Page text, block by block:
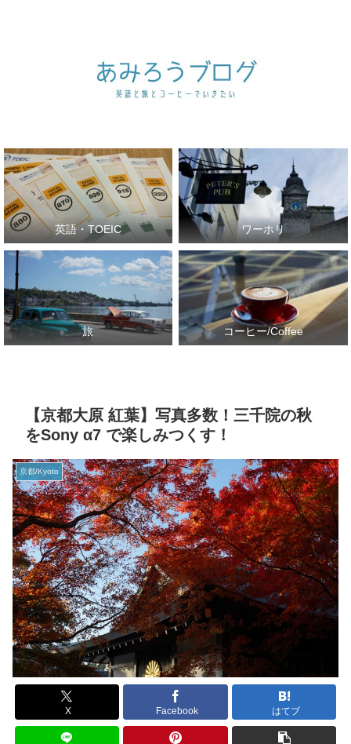
英語・TOEIC ワーホリ
旅 コーヒー/Coffee
【京都大原 紅葉】写真多数！三千院の秋
をSony α7 で楽しみつくす！
京都/Kyoto
X Facebook はてブ